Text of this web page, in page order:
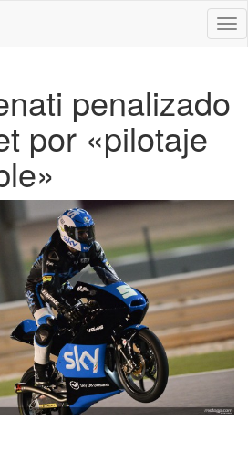
penalizado
por «pilotaje